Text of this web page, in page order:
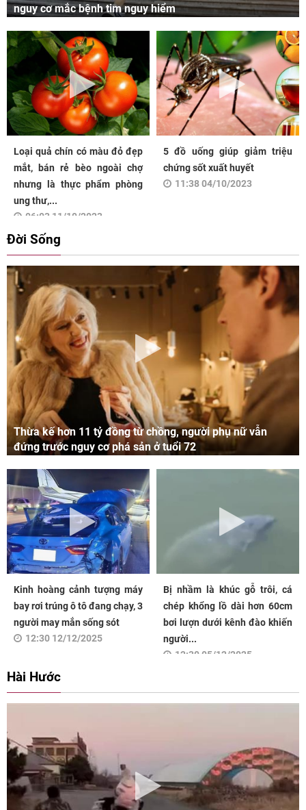
nguy cơ mắc bệnh tim nguy hiểm
Loại quả chín có màu đỏ đẹp
mắt, bán rẻ bèo ngoài chợ
nhưng là thực phẩm phòng
ung thư,...
06:03 11/10/2023
5 đồ uống giúp giảm triệu
chứng sốt xuất huyết
11:38 04/10/2023
Đời Sống
Thừa kế hơn 11 tỷ đồng từ chồng, người phụ nữ vẫn
đứng trước nguy cơ phá sản ở tuổi 72
Kinh hoàng cảnh tượng máy
bay rơi trúng ô tô đang chạy, 3
người may mắn sống sót
12:30 12/12/2025
Bị nhầm là khúc gỗ trôi, cá
chép khổng lồ dài hơn 60cm
bơi lượn dưới kênh đào khiến
người...
12:30 05/12/2025
Hài Hước